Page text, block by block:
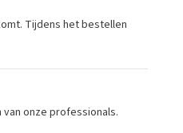
Tijdens het bestellen
onze professionals.